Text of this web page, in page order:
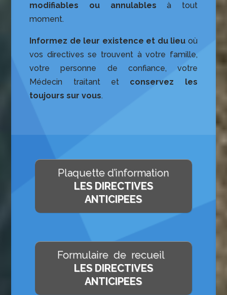
modifiables ou annulables à tout
moment.
Informez de leur existence et du lieu où
vos directives se trouvent à votre famille,
votre personne de confiance, votre
Médecin traitant et conservez les
toujours sur vous.
Plaquette d’information
LES DIRECTIVES
ANTICIPEES
Formulaire de recueil
LES DIRECTIVES
ANTICIPEES